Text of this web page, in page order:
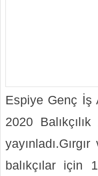
Espiye Genç İş
2020
balıkçılar için